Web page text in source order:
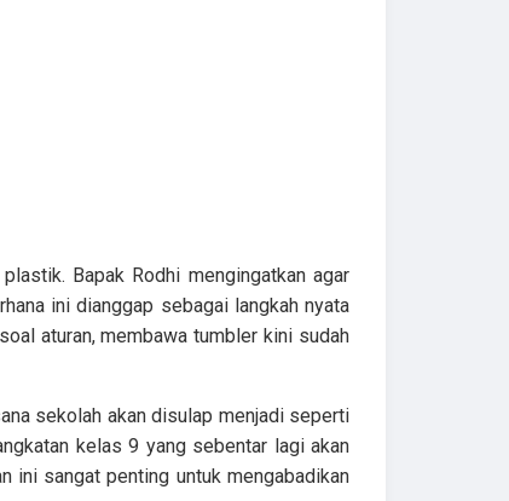
Bapak Rodhi mengingatkan agar
ini dianggap sebagai langkah nyata
aturan, membawa tumbler kini sudah
sekolah akan disulap menjadi seperti
kelas 9 yang sebentar lagi akan
ini sangat penting untuk mengabadikan